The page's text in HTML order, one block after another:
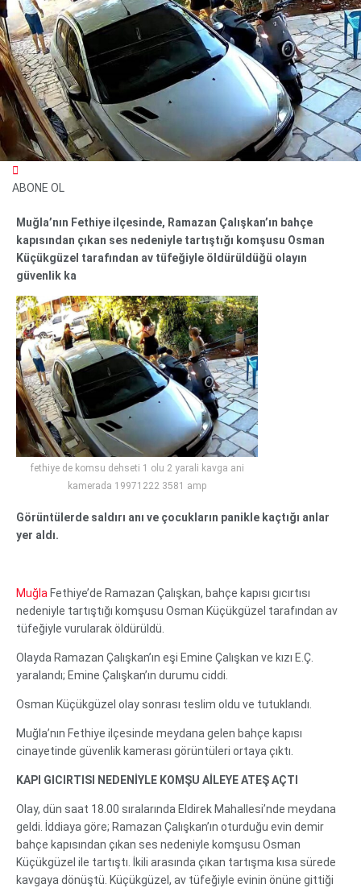
WhatsApp İhbar Hattı
Facebook
Instagram
Youtube
ABONE OL
Muğla’nın Fethiye ilçesinde, Ramazan Çalışkan’ın bahçe
kapısından çıkan ses nedeniyle tartıştığı komşusu Osman
Küçükgüzel tarafından av tüfeğiyle öldürüldüğü olayın
güvenlik ka
fethiye de komsu dehseti 1 olu 2 yarali kavga ani
kamerada 19971222 3581 amp
Görüntülerde saldırı anı ve çocukların panikle kaçtığı anlar
yer aldı.
Muğla Fethiye’de Ramazan Çalışkan, bahçe kapısı gıcırtısı
nedeniyle tartıştığı komşusu Osman Küçükgüzel tarafından av
tüfeğiyle vurularak öldürüldü.
Olayda Ramazan Çalışkan’ın eşi Emine Çalışkan ve kızı E.Ç.
yaralandı; Emine Çalışkan’ın durumu ciddi.
Osman Küçükgüzel olay sonrası teslim oldu ve tutuklandı.
Muğla’nın Fethiye ilçesinde meydana gelen bahçe kapısı
cinayetinde güvenlik kamerası görüntüleri ortaya çıktı.
KAPI GICIRTISI NEDENİYLE KOMŞU AİLEYE ATEŞ AÇTI
Olay, dün saat 18.00 sıralarında Eldirek Mahallesi’nde meydana
geldi. İddiaya göre; Ramazan Çalışkan’ın oturduğu evin demir
bahçe kapısından çıkan ses nedeniyle komşusu Osman
Küçükgüzel ile tartıştı. İkili arasında çıkan tartışma kısa sürede
kavgaya dönüştü. Küçükgüzel, av tüfeğiyle evinin önüne gittiği